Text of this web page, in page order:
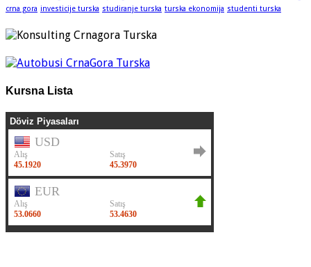
crna gora investicije turska studiranje turska turska ekonomija studenti turska
Kursna Lista